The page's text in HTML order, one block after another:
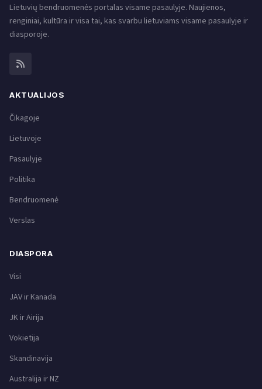
Lietuvių bendruomenės portalas visame pasaulyje. Naujienos,
renginiai, kultūra ir visa tai, kas svarbu lietuviams visame pasaulyje ir
diasporoje.
AKTUALIJOS
Čikagoje
Lietuvoje
Pasaulyje
Politika
Bendruomenė
Verslas
DIASPORA
Visi
JAV ir Kanada
JK ir Airija
Vokietija
Skandinavija
Australija ir NZ